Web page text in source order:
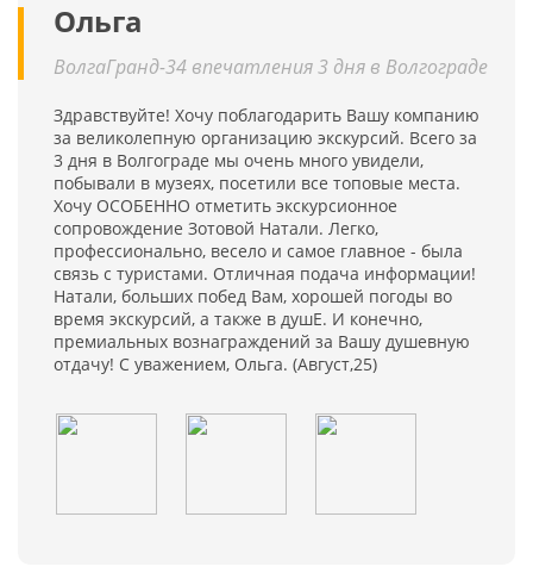
Ольга
ВолгаГранд-34 впечатления 3 дня в Волгограде
Здравствуйте! Хочу поблагодарить Вашу компанию
за великолепную организацию экскурсий. Всего за
3 дня в Волгограде мы очень много увидели,
побывали в музеях, посетили все топовые места.
Хочу ОСОБЕННО отметить экскурсионное
сопровождение Зотовой Натали. Легко,
профессионально, весело и самое главное - была
связь с туристами. Отличная подача информации!
Натали, больших побед Вам, хорошей погоды во
время экскурсий, а также в душЕ. И конечно,
премиальных вознаграждений за Вашу душевную
отдачу! С уважением, Ольга. (Август,25)